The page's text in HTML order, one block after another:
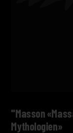
"Masson
Mythologien»